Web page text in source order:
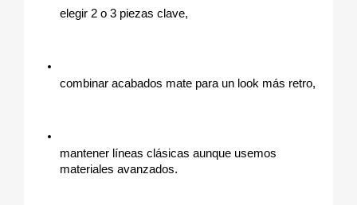
elegir 2 o 3 piezas clave,
combinar acabados mate para un look más retro,
mantener líneas clásicas aunque usemos
materiales avanzados.